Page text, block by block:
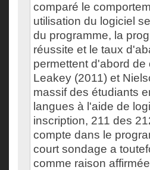
comparé le
utilisation du logiciel
du programme, la
réussite et le taux
permettent d'abord
Leakey (2011) et
massif des étudiants
langues à l'aide de
inscription, 211 des
compte dans le
court sondage a
comme raison